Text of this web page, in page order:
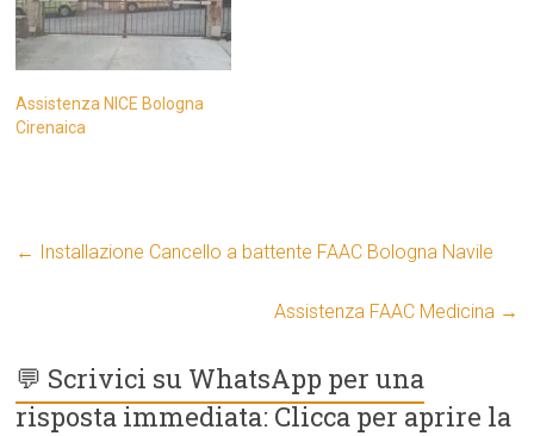
Assistenza NICE Bologna
Cirenaica
← Installazione Cancello a battente FAAC Bologna Navile
Assistenza FAAC Medicina →
💬 Scrivici su WhatsApp per una
risposta immediata: Clicca per aprire la